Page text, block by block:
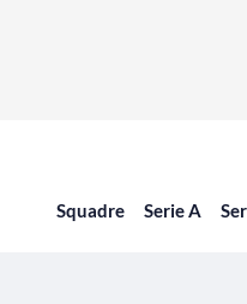
Squadre Serie A